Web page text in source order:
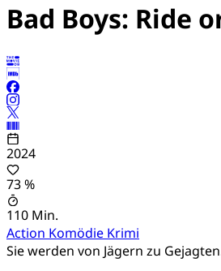
Bad Boys: Ride
2024
73 %
110 Min.
Action Komödie Krimi
Sie werden von Jägern zu